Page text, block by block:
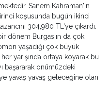
Sanem Kahraman'ın
koşusunda bugün ikinci
304,980 TL'ye çıkardı.
dönem Burgas'ın da çok
yaşadığı çok büyük
her yarışında ortaya koyarak bu
başararak önümüzdeki
yavaş yavaş geleceğine olan